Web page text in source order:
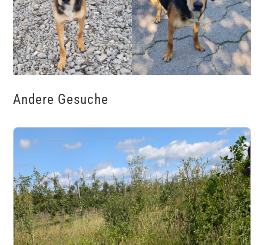
Andere Gesuche